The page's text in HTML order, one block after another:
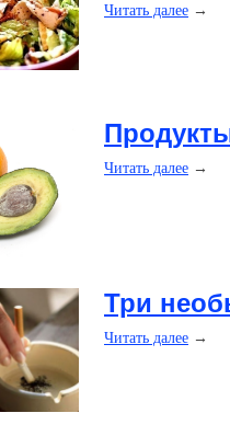
Читать далее →
Читать далее →
Три
Читать далее →